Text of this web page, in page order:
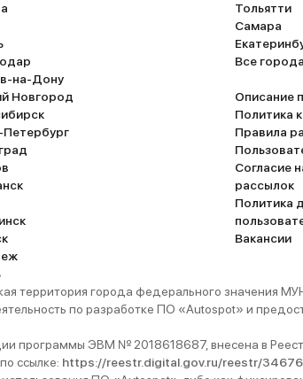
на-Дону
Новгород
Петербург
Тольятти
Самара
Все города
Описание
Политика
Правила
Согласие
рассылок
Политика
Вакансии
территория города федерального значения
по разработке ПО «Autospot» и
программы ЭВМ № 2018618687, внесена в
ссылке: https://reestr.digital.gov.ru/reestr/